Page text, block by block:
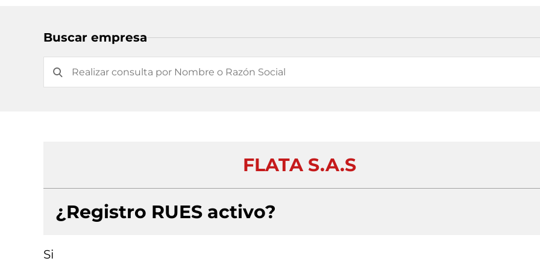
Buscar empresa
FLATA S.A.S
¿Registro RUES activo?
Si